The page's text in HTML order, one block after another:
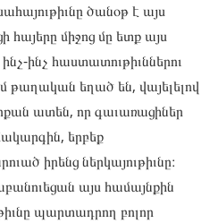
ծանօթ է այս
հայերը միջոց մը ետք այս
ինչ հաստատութիւններու
եղած են, վայելելով
ատեն, որ գաւառացիներ
երբեք
իրենց ներկայութիւնը։
այս համայնքին
պարտադրող բոլոր